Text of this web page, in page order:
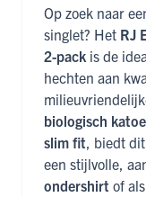
Op zoek naar
singlet? Het RJ
2-pack is de
hechten aan
biologisch
slim fit, biedt
een stijlvolle,
ondershirt of